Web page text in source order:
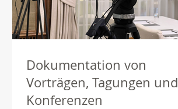
Dokumentation von
Vorträgen, Tagungen und
Konferenzen